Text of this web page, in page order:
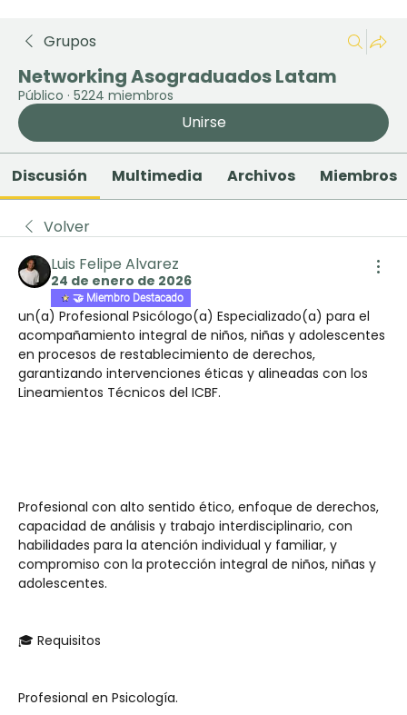
Grupos
Networking Asograduados Latam
Público · 5224 miembros
Unirse
Discusión Multimedia Archivos Miembros
Volver
Luis Felipe Alvarez
24 de enero de 2026
🤝 Miembro Destacado
un(a) Profesional Psicólogo(a) Especializado(a) para el
acompañamiento integral de niños, niñas y adolescentes
en procesos de restablecimiento de derechos,
garantizando intervenciones éticas y alineadas con los
Lineamientos Técnicos del ICBF.
Profesional con alto sentido ético, enfoque de derechos,
capacidad de análisis y trabajo interdisciplinario, con
habilidades para la atención individual y familiar, y
compromiso con la protección integral de niños, niñas y
adolescentes.
🎓 Requisitos
Profesional en Psicología.